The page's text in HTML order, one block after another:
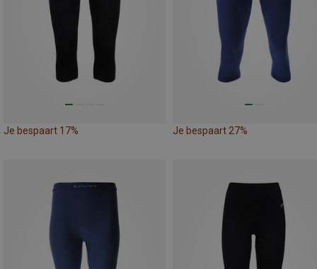
Je bespaart 17% Je bespaart 27%